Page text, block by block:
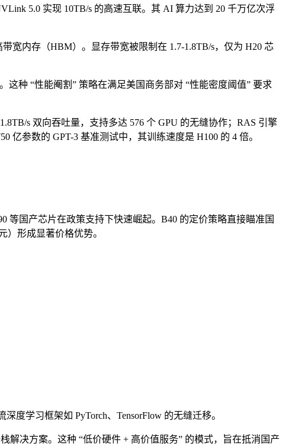
5.0 实现 10TB/s 的高速互联。其 AI 算力达到 20 千万亿次浮
宽内存（HBM）。显存带宽被限制在 1.7-1.8TB/s，仅为 H20 芯
种 “性能阉割” 策略在满足美国商务部对 “性能密度阈值” 要求
s 双向吞吐量，支持多达 576 个 GPU 的无缝协作；RAS 引擎
参数的 GPT-3 基准测试中，其训练速度是 H100 的 4 倍。
等国产芯片在政策支持下快速崛起。B40 的定价策略直接瞄准国
）形成显著价格优势。
度学习框架如 PyTorch、TensorFlow 的无缝迁移。
决方案。这种 “低价硬件 + 高价值服务” 的模式，旨在抵消国产